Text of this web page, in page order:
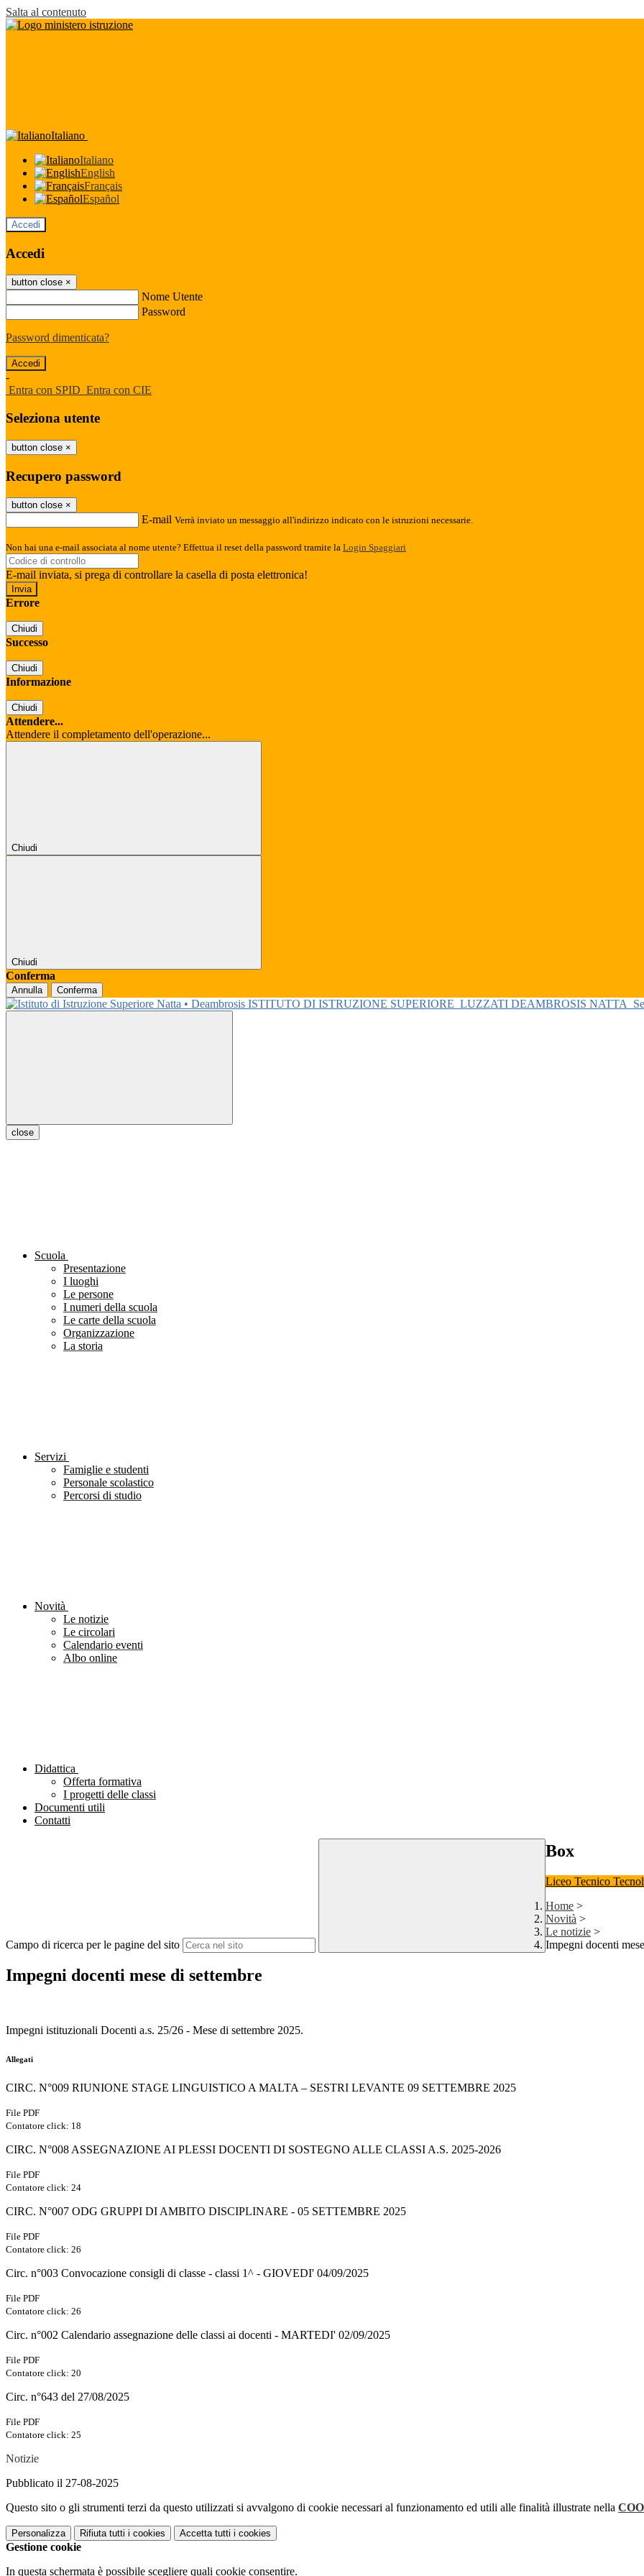
Salta al contenuto
Italiano
Italiano
English
Français
Español
Accedi
Accedi
button close ×
Nome Utente
Password
Password dimenticata?
-
Entra con SPID Entra con CIE
Seleziona utente
button close ×
Recupero password
button close ×
E-mail Verrà inviato un messaggio all'indirizzo indicato con le istruzioni necessarie.
Non hai una e-mail associata al nome utente? Effettua il reset della password tramite la Login Spaggiari
E-mail inviata, si prega di controllare la casella di posta elettronica!
Errore
Chiudi
Successo
Chiudi
Informazione
Chiudi
Attendere...
Attendere il completamento dell'operazione...
Chiudi
Chiudi
Conferma
Annulla Conferma
ISTITUTO DI ISTRUZIONE SUPERIORE LUZZATI DEAMBROSIS NATTA
close
Scuola
Presentazione
I luoghi
Le persone
I numeri della scuola
Le carte della scuola
Organizzazione
La storia
Servizi
Famiglie e studenti
Personale scolastico
Percorsi di studio
Novità
Le notizie
Le circolari
Calendario eventi
Albo online
Didattica
Offerta formativa
I progetti delle classi
Documenti utili
Contatti
Campo di ricerca per le pagine del sito
Box
Liceo Tecnico
Home >
Novità >
Le notizie >
Impegni docenti
Impegni docenti mese di settembre
Impegni istituzionali Docenti a.s. 25/26 - Mese di settembre 2025.
Allegati
CIRC. N°009 RIUNIONE STAGE LINGUISTICO A MALTA – SESTRI LEVANTE 09 SETTEMBRE 2025
File PDF
Contatore click: 18
CIRC. N°008 ASSEGNAZIONE AI PLESSI DOCENTI DI SOSTEGNO ALLE CLASSI A.S. 2025-2026
File PDF
Contatore click: 24
CIRC. N°007 ODG GRUPPI DI AMBITO DISCIPLINARE - 05 SETTEMBRE 2025
File PDF
Contatore click: 26
Circ. n°003 Convocazione consigli di classe - classi 1^ - GIOVEDI' 04/09/2025
File PDF
Contatore click: 26
Circ. n°002 Calendario assegnazione delle classi ai docenti - MARTEDI' 02/09/2025
File PDF
Contatore click: 20
Circ. n°643 del 27/08/2025
File PDF
Contatore click: 25
Notizie
Pubblicato il 27-08-2025
Questo sito o gli strumenti terzi da questo utilizzati si avvalgono di cookie necessari al funzionamento ed utili alle finalità illustrate nella
Personalizza Rifiuta tutti i cookies Accetta tutti i cookies
Gestione cookie
In questa schermata è possibile scegliere quali cookie consentire.